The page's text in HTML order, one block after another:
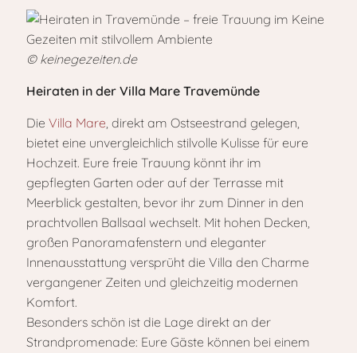
© keinegezeiten.de
Heiraten in der Villa Mare Travemünde
Die Villa Mare, direkt am Ostseestrand gelegen,
bietet eine unvergleichlich stilvolle Kulisse für eure
Hochzeit. Eure freie Trauung könnt ihr im
gepflegten Garten oder auf der Terrasse mit
Meerblick gestalten, bevor ihr zum Dinner in den
prachtvollen Ballsaal wechselt. Mit hohen Decken,
großen Panoramafenstern und eleganter
Innenausstattung versprüht die Villa den Charme
vergangener Zeiten und gleichzeitig modernen
Komfort.
Besonders schön ist die Lage direkt an der
Strandpromenade: Eure Gäste können bei einem